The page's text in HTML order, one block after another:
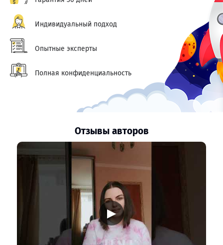
Индивидуальный подход
Опытные эксперты
Полная конфиденциальность
Отзывы авторов
▶